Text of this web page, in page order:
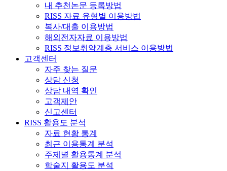
내 추천논문 등록방법
RISS 자료 유형별 이용방법
복사/대출 이용방법
해외전자자료 이용방법
RISS 정보취약계층 서비스 이용방법
고객센터
자주 찾는 질문
상담 신청
상담 내역 확인
고객제안
신고센터
RISS 활용도 분석
자료 현황 통계
최근 이용통계 분석
주제별 활용통계 분석
학술지 활용도 분석